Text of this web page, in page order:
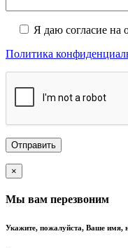
Я даю согласие на
Политика
×
Мы вам перезвоним
Укажите, пожалуйста, Ваше имя,